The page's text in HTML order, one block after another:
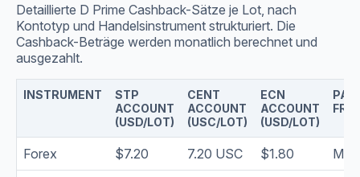
Detaillierte D Prime Cashback-Sätze je Lot, nach
Kontotyp und Handelsinstrument strukturiert. Die
Cashback-Beträge werden monatlich berechnet und
ausgezahlt.
INSTRUMENT
STP
ACCOUNT
(USD/LOT)
CENT
ACCOUNT
(USC/LOT)
ECN
ACCOUNT
(USD/LOT)
Forex $7.20 7.20 USC $1.80